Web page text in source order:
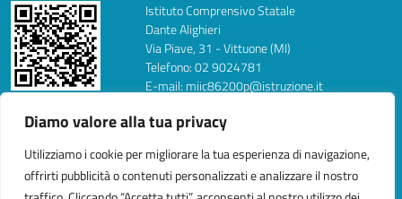
Diamo valore alla tua privacy
Utilizziamo i cookie per migliorare la tua esperienza di navigazione,
offrirti pubblicità o contenuti personalizzati e analizzare il nostro
Istituto Comprensivo Statale
Dante Alighieri
Via Piave, 31 - Vittuone (MI)
Telefono: 02 9024781
E-mail: miic86200p@istruzione.it
FAX: 0290260354
Codice Meccanografico: MIIC86200P
Codice univoco: UFTTG1